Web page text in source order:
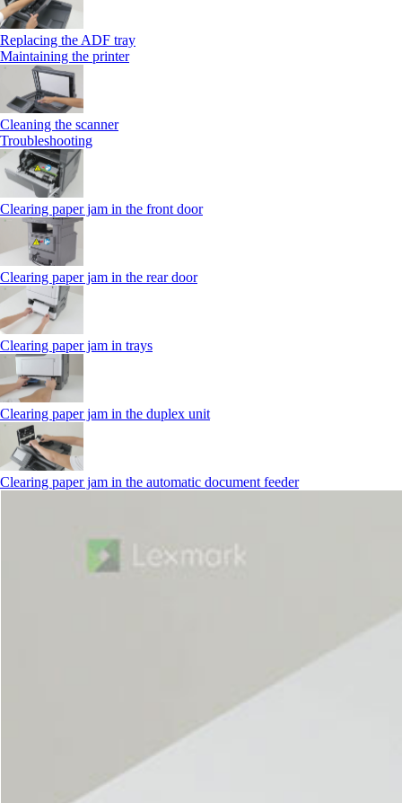
Replacing the ADF tray
Maintaining the printer
Cleaning the scanner
Troubleshooting
Clearing paper jam in the front door
Clearing paper jam in the rear door
Clearing paper jam in trays
Clearing paper jam in the duplex unit
Clearing paper jam in the automatic document feeder